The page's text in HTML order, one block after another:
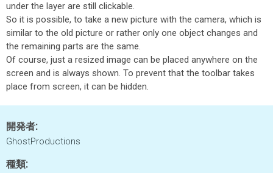
under the layer are still clickable.
So it is possible, to take a new picture with the camera, which is
similar to the old picture or rather only one object changes and
the remaining parts are the same.
Of course, just a resized image can be placed anywhere on the
screen and is always shown. To prevent that the toolbar takes
place from screen, it can be hidden.
開発者:
GhostProductions
種類: